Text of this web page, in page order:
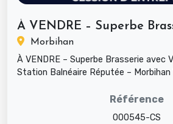
Morbihan
À VENDRE – Superbe Brasserie avec
Station Balnéaire Réputée –
Référence
000545-CS